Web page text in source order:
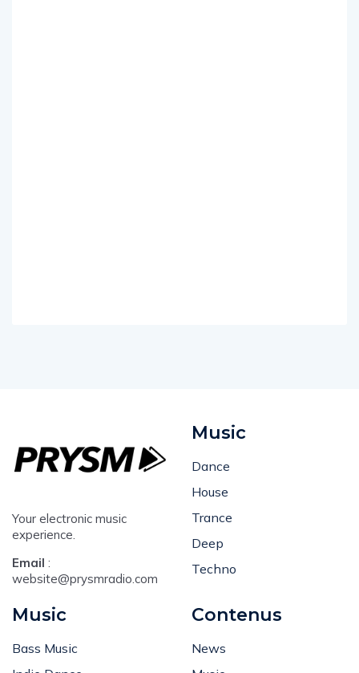
Your electronic music
Email:
Deep